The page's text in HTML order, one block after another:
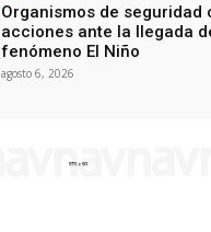
Organismos de seguridad
acciones ante la llegada
fenómeno El Niño
agosto 6, 2026